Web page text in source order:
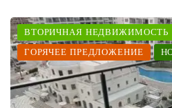
ВТОРИЧНАЯ НЕДВИЖИМОСТЬ
ГОРЯЧЕЕ ПРЕДЛОЖЕНИЕ